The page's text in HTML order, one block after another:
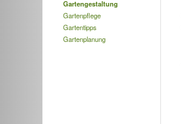
Gartengestaltung
Gartenpflege
Gartentipps
Gartenplanung